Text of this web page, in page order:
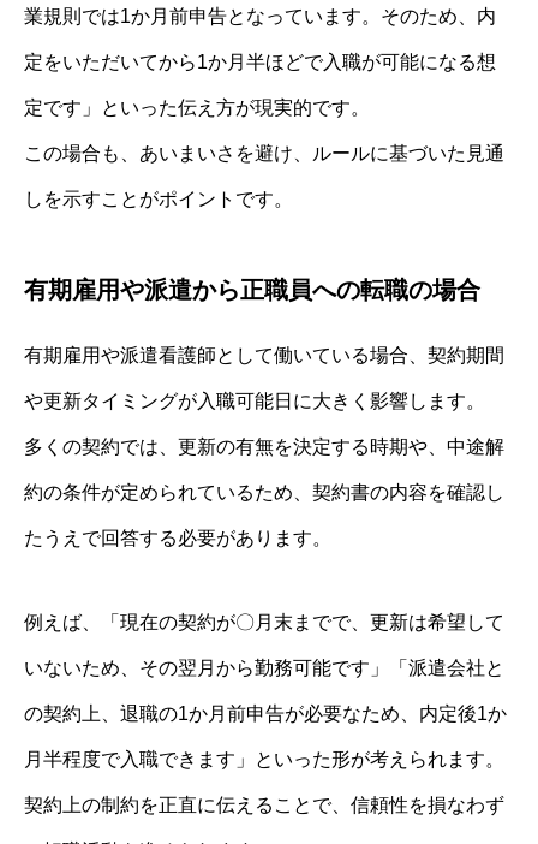
業規則では1か月前申告となっています。そのため、内
定をいただいてから1か月半ほどで入職が可能になる想
定です」といった伝え方が現実的です。
この場合も、あいまいさを避け、ルールに基づいた見通
しを示すことがポイントです。
有期雇用や派遣から正職員への転職の場合
有期雇用や派遣看護師として働いている場合、契約期間
や更新タイミングが入職可能日に大きく影響します。
多くの契約では、更新の有無を決定する時期や、中途解
約の条件が定められているため、契約書の内容を確認し
たうえで回答する必要があります。
例えば、「現在の契約が〇月末までで、更新は希望して
いないため、その翌月から勤務可能です」「派遣会社と
の契約上、退職の1か月前申告が必要なため、内定後1か
月半程度で入職できます」といった形が考えられます。
契約上の制約を正直に伝えることで、信頼性を損なわず